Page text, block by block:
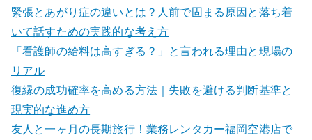
緊張とあがり症の違いとは？人前で固まる原因と落ち着
いて話すための実践的な考え方
「看護師の給料は高すぎる？」と言われる理由と現場の
リアル
復縁の成功確率を高める方法｜失敗を避ける判断基準と
現実的な進め方
友人と一ヶ月の長期旅行！業務レンタカー福岡空港店で